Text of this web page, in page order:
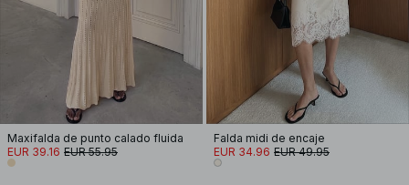
Maxifalda de punto calado fluida
EUR 39.16 EUR 55.95
Falda midi de encaje
EUR 34.96 EUR 49.95